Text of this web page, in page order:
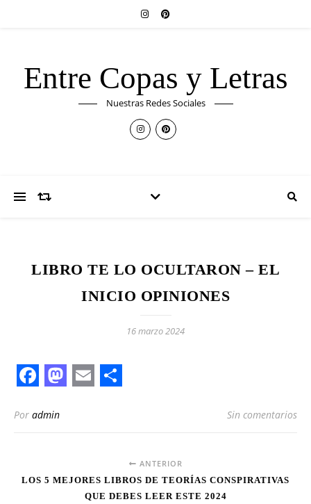
Entre Copas y Letras
Nuestras Redes Sociales
LIBRO TE LO OCULTARON – EL
INICIO OPINIONES
16 marzo 2024
Por admin Sin comentarios
ANTERIOR
LOS 5 MEJORES LIBROS DE TEORÍAS CONSPIRATIVAS
QUE DEBES LEER ESTE 2024